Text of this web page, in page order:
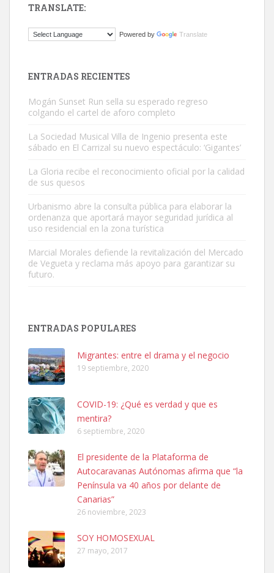
El ayuntamiento se va a llevar a Los Gatos callejeros de la zona los
Este gato macho ha aparecido en la calle hace menos de un mes,
Leales.org » Gran Canaria | 9.7.2025
Leales.org » Gran Canaria
SHIBA PERDIDO AVDA JOSE MESA Y LOPEZ
PERRO MACHO RAZA SHIBA CON MICROCHIP PERDIDO HOY
06/07/2025 ZONA MESA Y LOPEZ. ES MUY ASUSTADIZO
Leales.org » Gran Canaria
6.7.2025
TRANSLATE:
Powered by Translate
ENTRADAS RECIENTES
Mogán Sunset Run sella su esperado regreso
colgando el cartel de aforo completo
La Sociedad Musical Villa de Ingenio presenta este
sábado en El Carrizal su nuevo espectáculo: ‘Gigantes’
La Gloria recibe el reconocimiento oficial por la calidad
de sus quesos
Urbanismo abre la consulta pública para elaborar la
ordenanza que aportará mayor seguridad jurídica al
uso residencial en la zona turística
Marcial Morales defiende la revitalización del Mercado
de Vegueta y reclama más apoyo para garantizar su
futuro.
ENTRADAS POPULARES
Migrantes: entre el drama y el negocio
19 septiembre, 2020
COVID-19: ¿Qué es verdad y que es
mentira?
6 septiembre, 2020
El presidente de la Plataforma de
Autocaravanas Autónomas afirma que “la
Península va 40 años por delante de
Canarias”
26 noviembre, 2023
SOY HOMOSEXUAL
27 mayo, 2017